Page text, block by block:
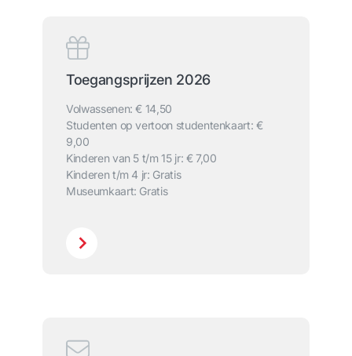
Toegangsprijzen 2026
Volwassenen: € 14,50
Studenten op vertoon studentenkaart: €
9,00
Kinderen van 5 t/m 15 jr: € 7,00
Kinderen t/m 4 jr: Gratis
Museumkaart: Gratis